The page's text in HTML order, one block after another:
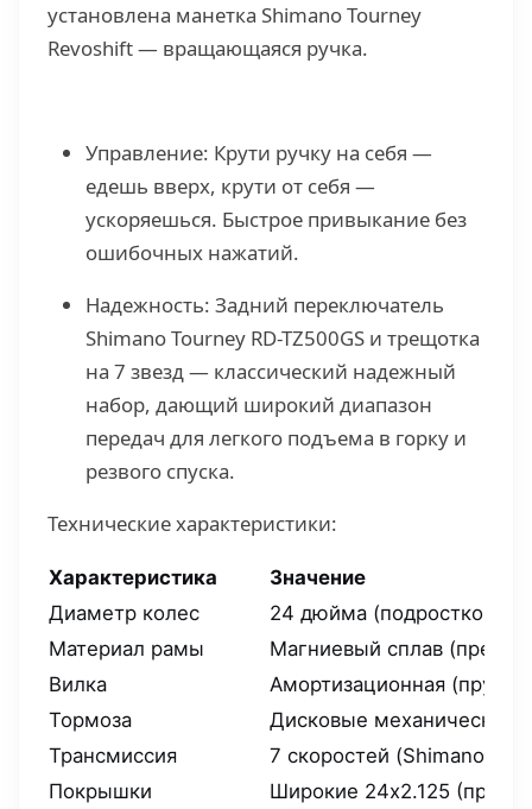
установлена манетка Shimano Tourney
Revoshift — вращающаяся ручка.
Управление: Крути ручку на себя —
едешь вверх, крути от себя —
ускоряешься. Быстрое привыкание без
ошибочных нажатий.
Надежность: Задний переключатель
Shimano Tourney RD-TZ500GS и трещотка
на 7 звезд — классический надежный
набор, дающий широкий диапазон
передач для легкого подъема в горку и
резвого спуска.
Технические характеристики:
Характеристика
Значение
Диаметр колес
24 дюйма (подростковый)
Материал рамы
Магниевый сплав
Вилка
Амортизационная
Тормоза
Дисковые механические
Трансмиссия
7 скоростей (Shimano
Покрышки
Широкие 24x2.125